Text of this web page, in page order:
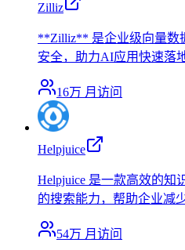
Zilliz
**Zilliz** 是企业级向量数
安全，助力AI应用快速落地
16万 月访问
Helpjuice
Helpjuice 是一款高效的知
的搜索能力，帮助企业减
54万 月访问